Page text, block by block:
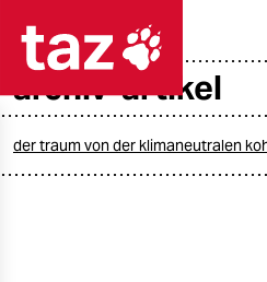
taz zahl
archiv-artikel
der traum von der klimaneutralen